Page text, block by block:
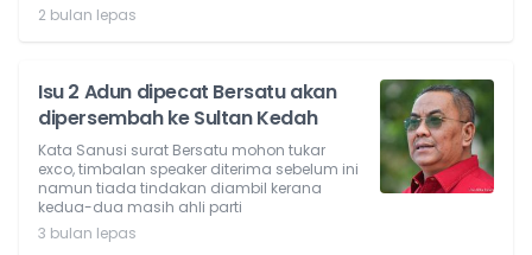
2 bulan lepas
Isu 2 Adun dipecat Bersatu akan
dipersembah ke Sultan Kedah
Kata Sanusi surat Bersatu mohon tukar
exco, timbalan speaker diterima sebelum ini
namun tiada tindakan diambil kerana
kedua-dua masih ahli parti
3 bulan lepas